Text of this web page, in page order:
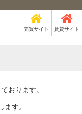
売買サイト 賃貸サイト
おります。
ます。